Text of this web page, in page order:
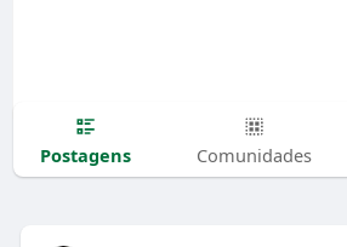
Postagens Comunidades